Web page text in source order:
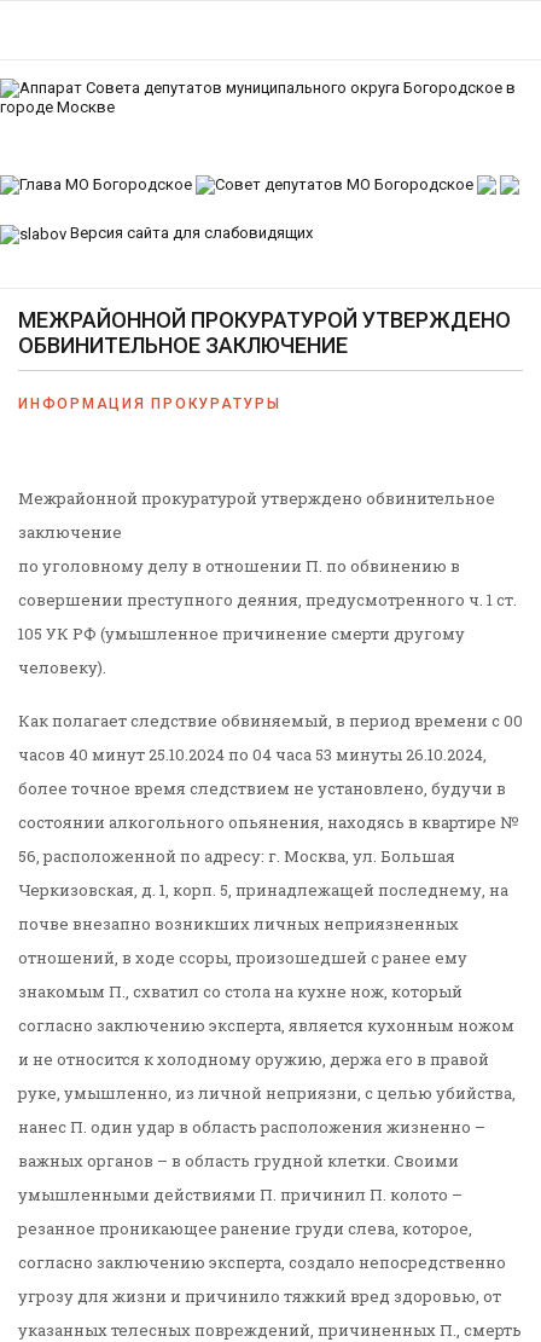
Версия сайта для слабовидящих
МЕЖРАЙОННОЙ ПРОКУРАТУРОЙ УТВЕРЖДЕНО
ОБВИНИТЕЛЬНОЕ ЗАКЛЮЧЕНИЕ
ИНФОРМАЦИЯ ПРОКУРАТУРЫ
Межрайонной прокуратурой утверждено обвинительное
заключение
по уголовному делу в отношении П. по обвинению в
совершении преступного деяния, предусмотренного ч. 1 ст.
105 УК РФ (умышленное причинение смерти другому
человеку).
Как полагает следствие обвиняемый, в период времени с 00
часов 40 минут 25.10.2024 по 04 часа 53 минуты 26.10.2024,
более точное время следствием не установлено, будучи в
состоянии алкогольного опьянения, находясь в квартире №
56, расположенной по адресу: г. Москва, ул. Большая
Черкизовская, д. 1, корп. 5, принадлежащей последнему, на
почве внезапно возникших личных неприязненных
отношений, в ходе ссоры, произошедшей с ранее ему
знакомым П., схватил со стола на кухне нож, который
согласно заключению эксперта, является кухонным ножом
и не относится к холодному оружию, держа его в правой
руке, умышленно, из личной неприязни, с целью убийства,
нанес П. один удар в область расположения жизненно –
важных органов – в область грудной клетки. Своими
умышленными действиями П. причинил П. колото –
резанное проникающее ранение груди слева, которое,
согласно заключению эксперта, создало непосредственно
угрозу для жизни и причинило тяжкий вред здоровью, от
указанных телесных повреждений, причиненных П., смерть